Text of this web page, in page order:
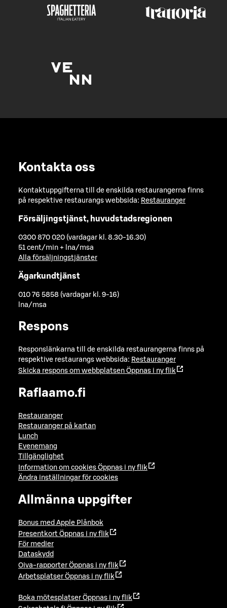
Kontakta oss
Kontaktuppgifterna till de enskilda restaurangerna finns
på respektive restaurangs webbsida: Restauranger
Försäljingstjänst, huvudstadsregionen
0300 870 020 (vardagar kl. 8.30-16.30)
51 cent/min + lna/msa
Alla försäljningstjänster
Ägarkundtjänst
010 76 5858 (vardagar kl. 9-16)
lna/msa
Respons
Responslänkarna till de enskilda restaurangerna finns på
respektive restaurangs webbsida: Restauranger
Skicka respons om webbplatsen Öppnas i ny flik
Raflaamo.fi
Restauranger
Restauranger på kartan
Lunch
Evenemang
Tillgänglighet
Information om cookies Öppnas i ny flik
Ändra inställningar för cookies
Allmänna uppgifter
Bonus med Apple Plånbok
Presentkort Öppnas i ny flik
För medier
Dataskydd
Oiva-rapporter Öppnas i ny flik
Arbetsplatser Öppnas i ny flik
Boka mötesplatser Öppnas i ny flik